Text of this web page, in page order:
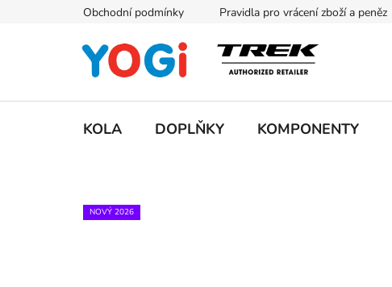
Obchodní podmínky Pravidla pro vrácení zboží a peněz
KOLA DOPLŇKY KOMPONENTY
NOVÝ 2026